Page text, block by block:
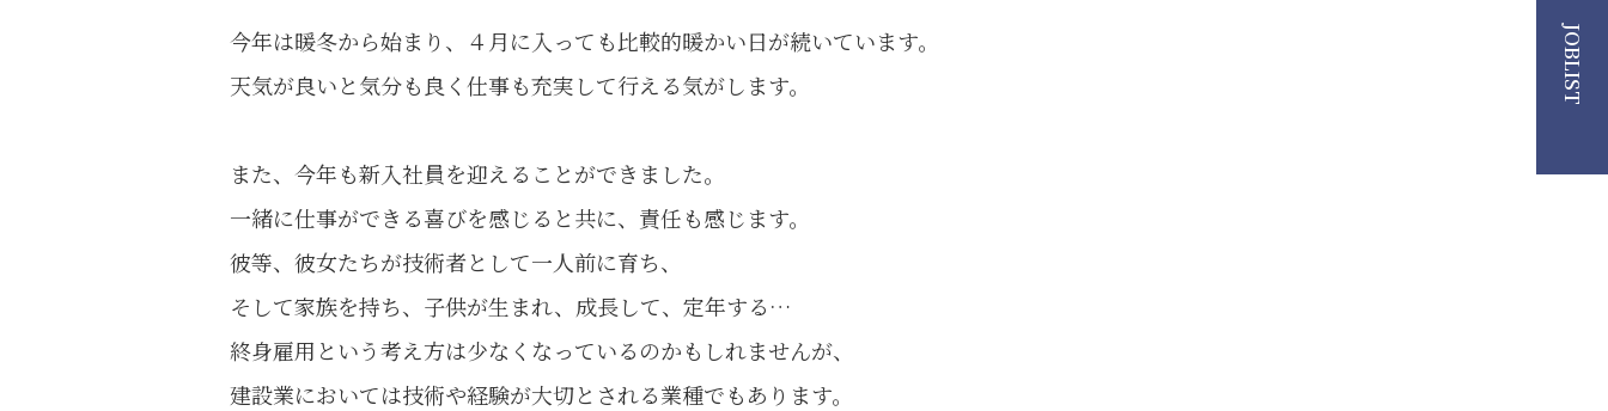
JOBLIST
今年は暖冬から始まり、４月に入っても比較的暖かい日が続いています。
天気が良いと気分も良く仕事も充実して行える気がします。
また、今年も新入社員を迎えることができました。
一緒に仕事ができる喜びを感じると共に、責任も感じます。
彼等、彼女たちが技術者として一人前に育ち、
そして家族を持ち、子供が生まれ、成長して、定年する…
終身雇用という考え方は少なくなっているのかもしれませんが、
建設業においては技術や経験が大切とされる業種でもあります。